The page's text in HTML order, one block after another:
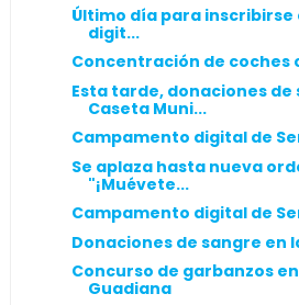
Último día para
digit...
Concentración de coches
Esta tarde, donaciones de
Caseta Muni...
Campamento digital de
Se aplaza hasta nueva
"¡Muévete...
Campamento digital de
Donaciones de sangre en
Concurso de garbanzos
Guadiana